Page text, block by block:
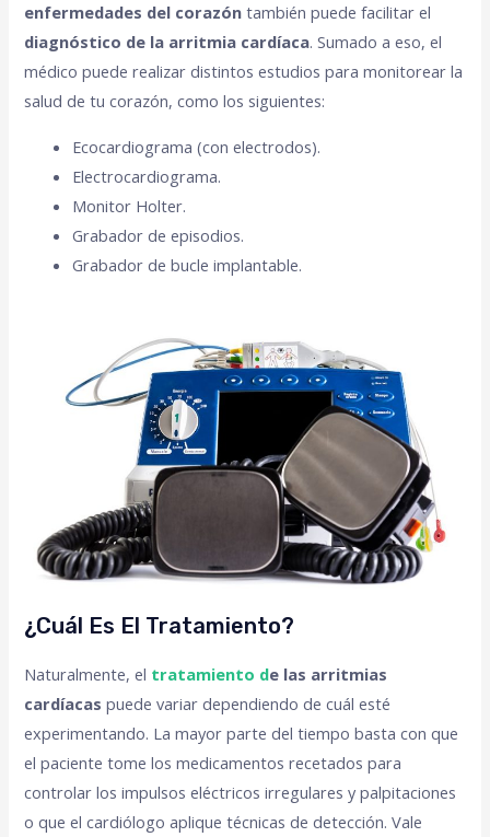
enfermedades del corazón también puede facilitar el
diagnóstico de la arritmia cardíaca. Sumado a eso, el
médico puede realizar distintos estudios para monitorear la
salud de tu corazón, como los siguientes:
Ecocardiograma (con electrodos).
Electrocardiograma.
Monitor Holter.
Grabador de episodios.
Grabador de bucle implantable.
¿Cuál Es El Tratamiento?
Naturalmente, el tratamiento de las arritmias
cardíacas puede variar dependiendo de cuál esté
experimentando. La mayor parte del tiempo basta con que
el paciente tome los medicamentos recetados para
controlar los impulsos eléctricos irregulares y palpitaciones
o que el cardiólogo aplique técnicas de detección. Vale